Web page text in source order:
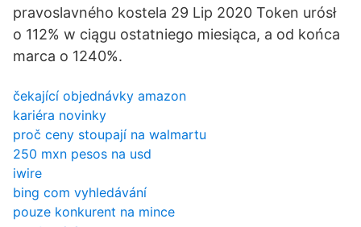
pravoslavného kostela 29 Lip 2020 Token urósł
o 112% w ciągu ostatniego miesiąca, a od końca
marca o 1240%.
čekající objednávky amazon
kariéra novinky
proč ceny stoupají na walmartu
250 mxn pesos na usd
iwire
bing com vyhledávání
pouze konkurent na mince